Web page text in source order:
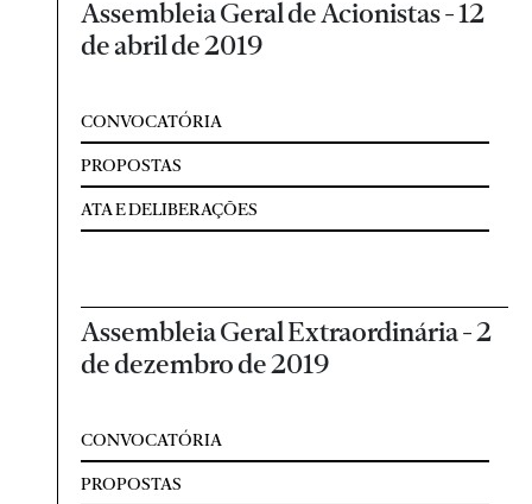
Assembleia Geral de Acionistas - 12
de abril de 2019
CONVOCATÓRIA
PROPOSTAS
ATA E DELIBERAÇÕES
Assembleia Geral Extraordinária - 2
de dezembro de 2019
CONVOCATÓRIA
PROPOSTAS